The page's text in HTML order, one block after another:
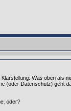
Was oben als
(oder Datenschutz) geht
oder?